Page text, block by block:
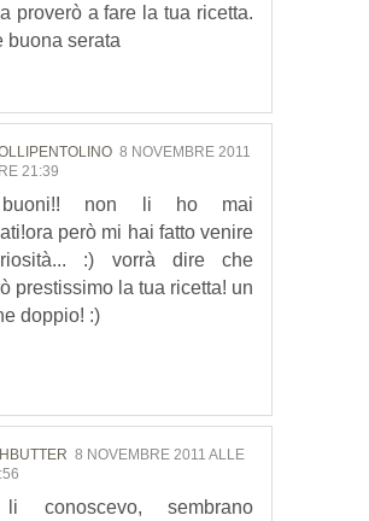
proverò a fare la tua ricetta.
buona serata
8 NOVEMBRE 2011
21:39
non li ho mai
però mi hai fatto venire
:) vorrà dire che
prestissimo la tua ricetta! un
doppio! :)
8 NOVEMBRE 2011 ALLE
conoscevo, sembrano